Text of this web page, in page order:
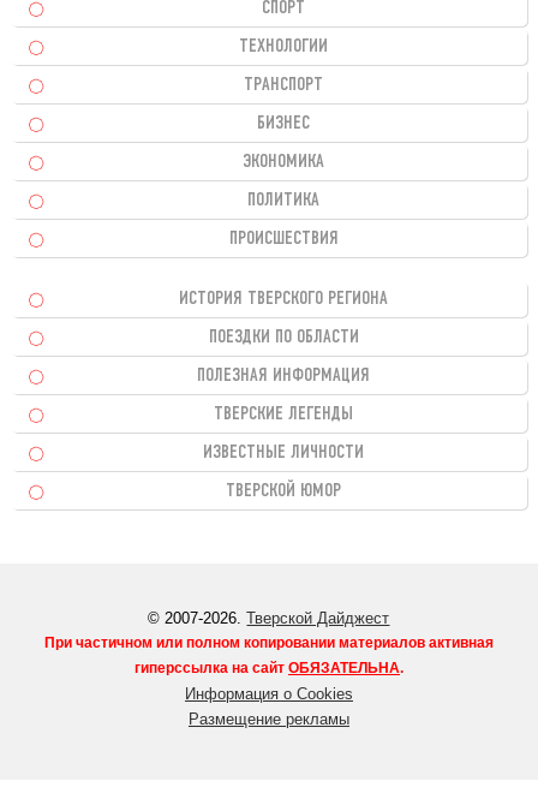
СПОРТ
ТЕХНОЛОГИИ
ТРАНСПОРТ
БИЗНЕС
ЭКОНОМИКА
ПОЛИТИКА
ПРОИСШЕСТВИЯ
ИСТОРИЯ ТВЕРСКОГО РЕГИОНА
ПОЕЗДКИ ПО ОБЛАСТИ
ПОЛЕЗНАЯ ИНФОРМАЦИЯ
ТВЕРСКИЕ ЛЕГЕНДЫ
ИЗВЕСТНЫЕ ЛИЧНОСТИ
ТВЕРСКОЙ ЮМОР
© 2007-2026.Тверской Дайджест
При частичном или полном копировании материалов активная
гиперссылка на сайт ОБЯЗАТЕЛЬНА.
Информация о Cookies
Размещение рекламы